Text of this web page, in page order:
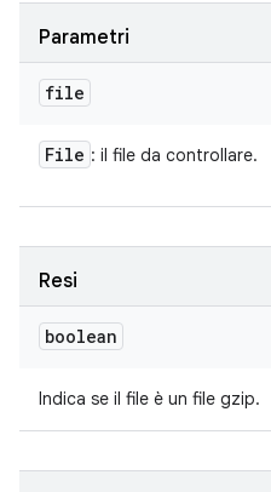
Parametri
file
File : il file da controllare.
Resi
boolean
Indica se il file è un file gzip.